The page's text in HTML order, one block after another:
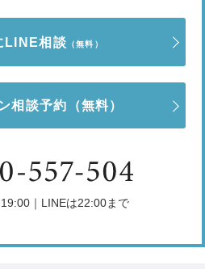
LINE相談 （無料）
相談予約 （無料）
｜LINEは22:00まで